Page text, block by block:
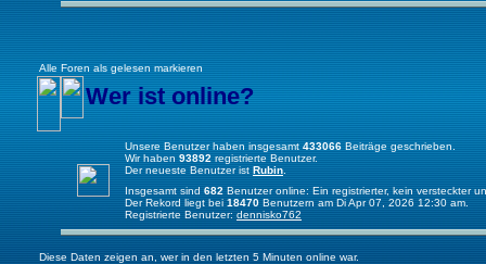
Alle Foren als gelesen markieren
Wer ist online?
Unsere Benutzer haben insgesamt 433066 Beiträge geschrieben.
Wir haben 93892 registrierte Benutzer.
Der neueste Benutzer ist Rubin
Insgesamt sind 682 Benutzer online: Ein registrierter, kein versteckter
Der Rekord liegt bei 18470 Benutzern am Di Apr 07, 2026 12:30 am.
Registrierte Benutzer: dennisko762
Diese Daten zeigen an, wer in den letzten 5 Minuten online war.